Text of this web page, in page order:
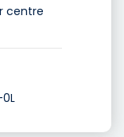
centre
0L